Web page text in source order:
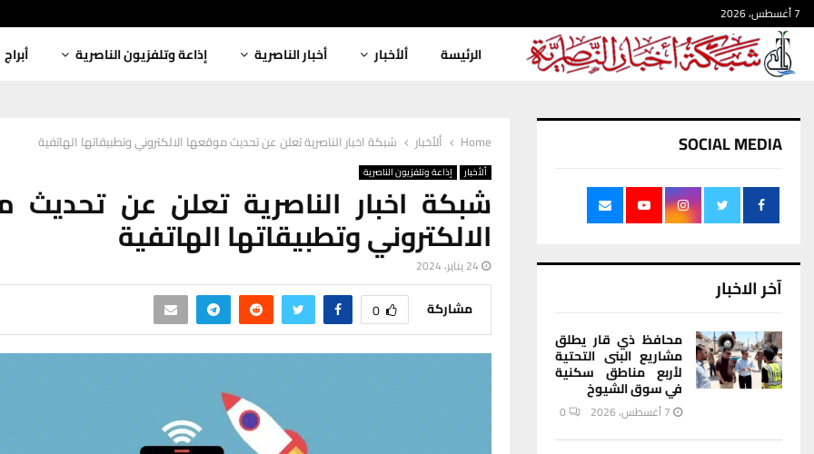
7 أغسطس، 2026
الرئيسة ألأخبار أخبار الناصرية إذاعة وتلفزيون الناصرية أبراج
Home ألأخبار شبكة اخبار الناصرية تعلن عن تحديث موقعها الالكتروني وتطبيقاتها الهاتفية
ألأخبار إذاعة وتلفزيون الناصرية
شبكة اخبار الناصرية تعلن عن تحديث
الالكتروني وتطبيقاتها الهاتفية
24 يناير، 2024
مشاركة 0
SOCIAL MEDIA
آخر الاخبار
محافظ ذي قار يطلق
مشاريع البنى التحتية
لأربع مناطق سكنية
في سوق الشيوخ
7 أغسطس، 2026 0